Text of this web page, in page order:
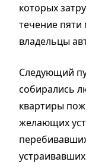
которых
течение
владельцы
Следующий
собирались
квартиры
желающих